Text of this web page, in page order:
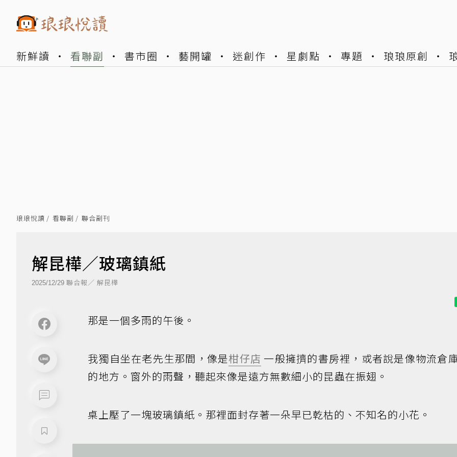
新鮮讀 看聯副 書市圈 藝開罐 迷創作 星劇點 專題 琅琅原創
琅琅悅讀 看聯副 聯合副刊
解昆樺／玻璃鎮紙
2025/12/29 聯合報／ 解昆樺
那是一個多雨的午後。
我獨自坐在老先生那間，像是柑仔店 一般擁擠的書房裡，或者說是像物流倉
的地方。窗外的雨聲，聽起來像是遠方無數細小的昆蟲在振翅。
桌上壓了一塊玻璃鎮紙。那裡面封存著一朵早已乾枯的、不知名的小花。